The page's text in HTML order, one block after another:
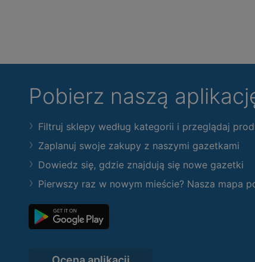
Pobierz naszą
Filtruj sklepy według kategorii i przeglądaj
Zaplanuj swoje zakupy z naszymi gazetkami
Dowiedz się, gdzie znajdują się nowe gazetki
Pierwszy raz w nowym mieście? Nasza mapa